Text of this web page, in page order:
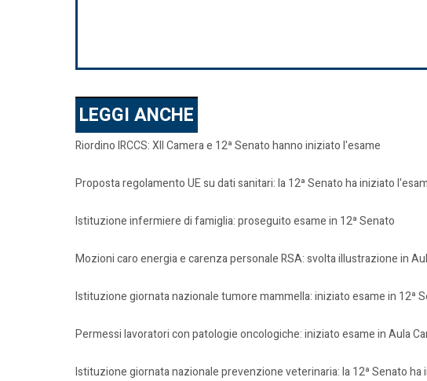
LEGGI ANCHE
Riordino IRCCS: XII Camera e 12ª Senato hanno iniziato l'esame
Proposta regolamento UE su dati sanitari: la 12ª Senato ha iniziato
Istituzione infermiere di famiglia: proseguito esame in 12ª Senato
Mozioni caro energia e carenza personale RSA: svolta illustrazione in
Istituzione giornata nazionale tumore mammella: iniziato esame in 12ª
Permessi lavoratori con patologie oncologiche: iniziato esame in Aula
Istituzione giornata nazionale prevenzione veterinaria: la 12ª Senato